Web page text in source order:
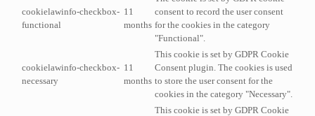
cookielawinfo-checkbox-
functional
11
months
consent to record the user consent
for the cookies in the category
"Functional".
cookielawinfo-checkbox-
necessary
11
months
This cookie is set by GDPR Cookie
Consent plugin. The cookies is used
to store the user consent for the
cookies in the category "Necessary".
This cookie is set by GDPR Cookie